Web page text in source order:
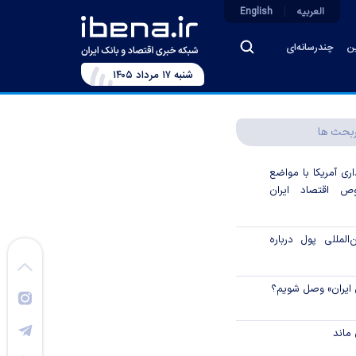
چندرسانه‌ای
العربیه English
شنبه ۱۷ مرداد ۱۴۰۵
ها
آمریکا با مواضع
اقتصاد ایران
پول درباره
وصل شویم؟